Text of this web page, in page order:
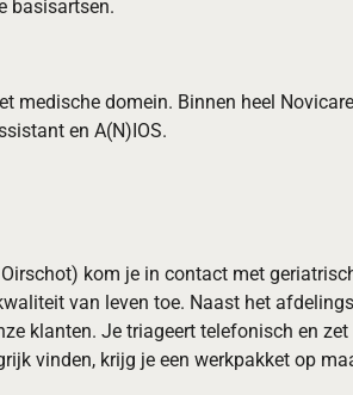
basisartsen.
medische domein. Binnen heel
en A(N)IOS.
kom je in contact met
van leven toe. Naast het
klanten. Je triageert telefonisch en
vinden, krijg je een werkpakket op